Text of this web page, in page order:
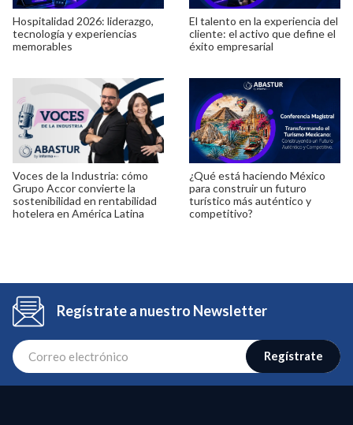
Hospitalidad 2026: liderazgo,
tecnología y experiencias
memorables
El talento en la experiencia del
cliente: el activo que define el
éxito empresarial
Voces de la Industria: cómo
Grupo Accor convierte la
sostenibilidad en rentabilidad
hotelera en América Latina
¿Qué está haciendo México
para construir un futuro
turístico más auténtico y
competitivo?
Regístrate a nuestro Newsletter
Regístrate